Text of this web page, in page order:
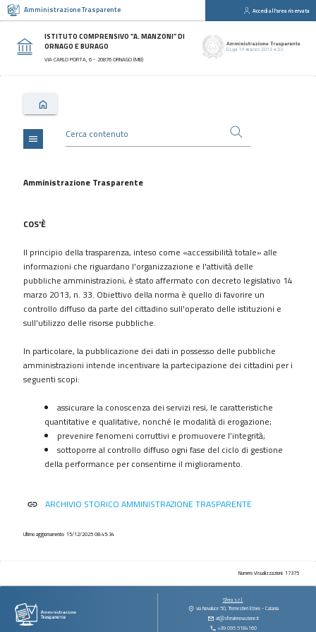
Amministrazione Trasparente Accedi all'area riservata
ISTITUTO COMPRENSIVO “A. MANZONI” DI
ORNAGO E BURAGO
VIA CARLO PORTA, 6 - 20876 ORNAGO (MB)
Sezioni
Disposizioni
Generali
Consulenti
collaboratori
Bandi
Performance
Enti
controllati
Attività
e
procedimenti
Controlli
sulle
contratti
contributi
vantaggi
immobili
e
menu
Amministrazione Trasparente
COS'È
Il principio della trasparenza, inteso come «accessibilità totale» alle
informazioni che riguardano l'organizzazione e l'attività delle
pubbliche amministrazioni, è stato affermato con decreto legislativo 14
marzo 2013, n. 33. Obiettivo della norma è quello di favorire un
controllo diffuso da parte del cittadino sull'operato delle istituzioni e
sull'utilizzo delle risorse pubbliche.
In particolare, la pubblicazione dei dati in possesso delle pubbliche
amministrazioni intende incentivare la partecipazione dei cittadini per i
seguenti scopi:
assicurare la conoscenza dei servizi resi, le caratteristiche
quantitative e qualitative, nonché le modalità di erogazione;
prevenire fenomeni corruttivi e promuovere l’integrità;
sottoporre al controllo diffuso ogni fase del ciclo di gestione
della performance per consentirne il miglioramento.
link ARCHIVIO STORICO AMMINISTRAZIONE TRASPARENTE
Ultimo aggiornamento: 15/12/2025 08:45:34
Numero Visualizzazioni: 17375
Sfera s.r.l.
via Novaluce 50, Tremestieri Etneo - Catania
at@sferainnovazione.it
+39 095 5184160